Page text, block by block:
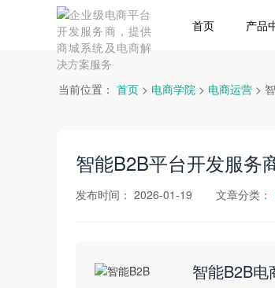
首页 产品
当前位置： 首页 > 电商学院 > 电商运营 >
智能B2B平台开发服务
发布时间： 2026-01-19 文章分类：
智能B2B电